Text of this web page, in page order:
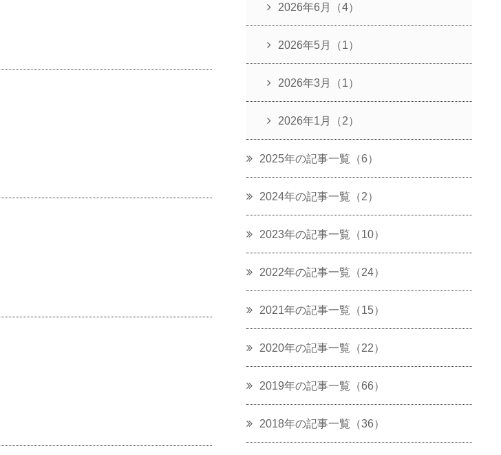
2026年6月（4）
2026年5月（1）
2026年3月（1）
2026年1月（2）
2025年の記事一覧（6）
2024年の記事一覧（2）
2023年の記事一覧（10）
2022年の記事一覧（24）
2021年の記事一覧（15）
2020年の記事一覧（22）
2019年の記事一覧（66）
2018年の記事一覧（36）